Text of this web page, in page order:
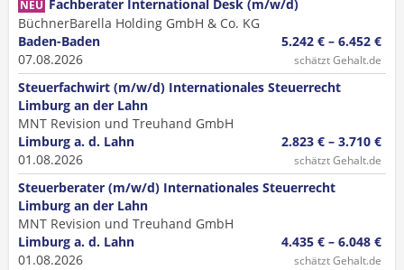
NEU Fachberater International Desk (m/w/d)
BüchnerBarella Holding GmbH & Co. KG
Baden-Baden
07.08.2026
5.242 € – 6.452 €
schätzt Gehalt.de
Steuerfachwirt (m/w/d) Internationales Steuerrecht
Limburg an der Lahn
MNT Revision und Treuhand GmbH
Limburg a. d. Lahn
01.08.2026
2.823 € – 3.710 €
schätzt Gehalt.de
Steuerberater (m/w/d) Internationales Steuerrecht
Limburg an der Lahn
MNT Revision und Treuhand GmbH
Limburg a. d. Lahn
01.08.2026
4.435 € – 6.048 €
schätzt Gehalt.de